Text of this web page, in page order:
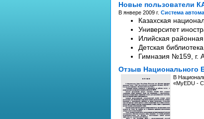
Новые пользователи
В янвере 2009 г. Система
Казахская
Университет
Илийская
Детская
Гимназия №159, г.
Отзыв Национального
В
«MyEDU -